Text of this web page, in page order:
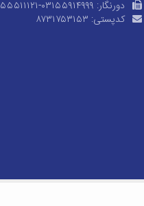
دورنگار: ۰۳۱۵۵۵۱۱۱۲۱-
کدپستی: ۸۷۳۱۷۵۳۱۵۳